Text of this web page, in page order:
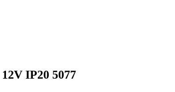
IP20 5077